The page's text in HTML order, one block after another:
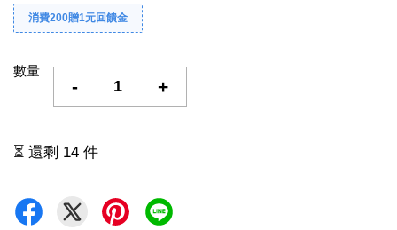
消費200贈1元回饋金
數量
- +
⏳ 還剩 14 件